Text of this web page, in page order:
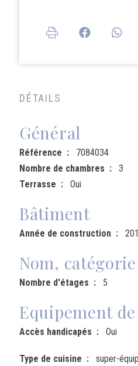
DÉTAILS
Général
Référence 7084034
Nombre de chambres
3
Terrasse
Oui
Bâtiment
Année de construction
Nom,
Nombre d'étages 5
Equipement de
Accès handicapés Oui
Type de cuisine
super-